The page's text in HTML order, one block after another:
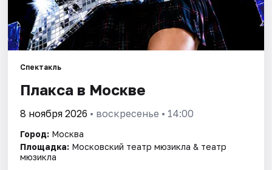
Спектакль
Плакса в Москве
8 ноября 2026 • воскресенье • 14:00
Город: Москва
Площадка: Московский театр мюзикла & театр
мюзикла